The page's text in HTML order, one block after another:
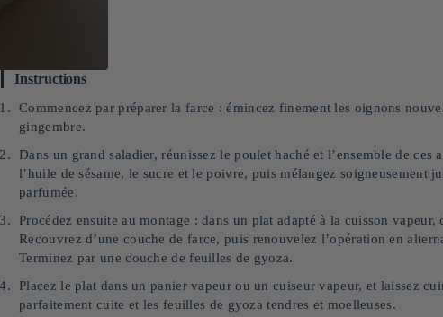
Instructions
Commencez par préparer la farce : émincez finement les oignons
gingembre.
Dans un grand saladier, réunissez le poulet haché et l’ensemble de
l’huile de sésame, le sucre et le poivre, puis mélangez soigneusement
parfumée.
Procédez ensuite au montage : dans un plat adapté à la cuisson
Recouvrez d’une couche de farce, puis renouvelez l’opération en
Terminez par une couche de feuilles de gyoza.
Placez le plat dans un panier vapeur ou un cuiseur vapeur, et laissez
parfaitement cuite et les feuilles de gyoza tendres et moelleuses.